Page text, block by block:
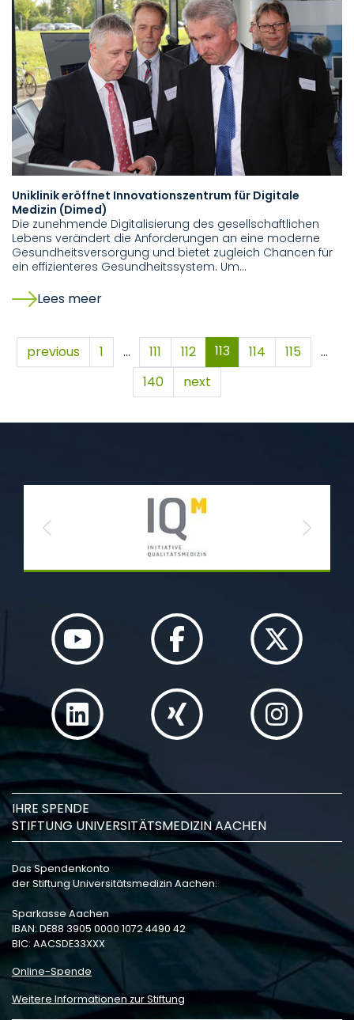
Uniklinik eröffnet Innovationszentrum für Digitale
Medizin (Dimed)
Die zunehmende Digitalisierung des gesellschaftlichen
Lebens verändert die Anforderungen an eine moderne
Gesundheitsversorgung und bietet zugleich Chancen für
ein effizienteres Gesundheitssystem. Um…
Lees meer
previous 1 … 111 112 113 114 115
…
140
next
Previous Next
IHRE SPENDE
STIFTUNG UNIVERSITÄTSMEDIZIN AACHEN
Das Spendenkonto
der Stiftung Universitätsmedizin Aachen:
Sparkasse Aachen
IBAN: DE88 3905 0000 1072 4490 42
BIC: AACSDE33XXX
Online-Spende
Weitere Informationen zur Stiftung